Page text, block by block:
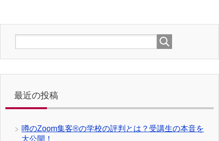
最近の投稿
噂のZoom集客®の学校の評判とは？受講生の本音を
大公開！